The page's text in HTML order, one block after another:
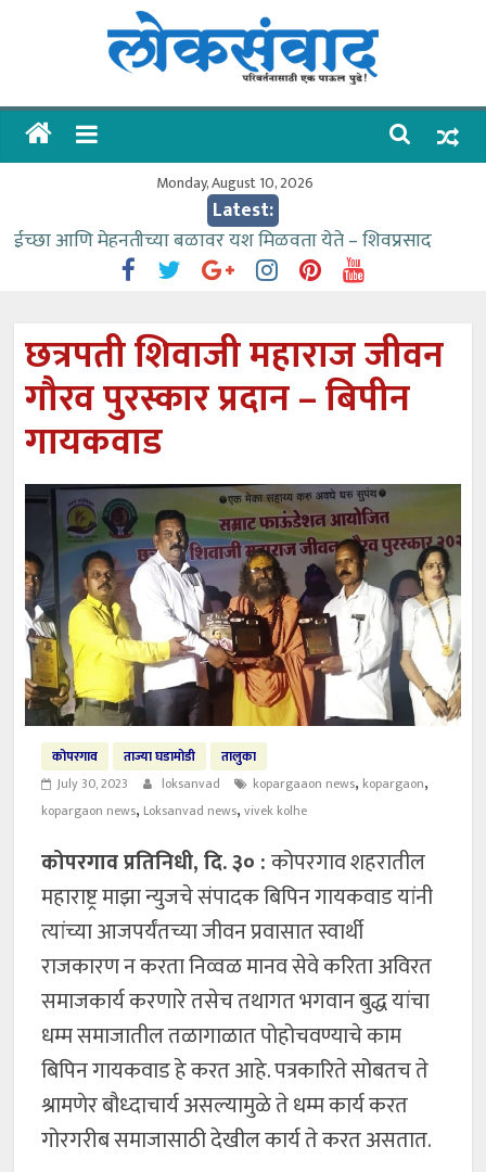
लोकसंवाद
ताज्या
Monday, August 10, 2026
Latest:
ईच्छा आणि मेहनतीच्या बळावर यश मिळवता येते – शिवप्रसाद
संजीवनीच्या विद्यार्थ्यांनी घेतली विमानतळ कार्यप्रणालीची माहिती
वाढीव निधी देण्यास पाणीपुरवठा मंत्री सकारात्मक – आ.आशुतोष
काळे
आत्मामालिक गुरूकूलाचे २२८ विद्यार्थी शिष्यवृत्तीस पात्र
छत्रपती शिवाजी महाराज जीवन
गौरव पुरस्कार प्रदान – बिपीन
गायकवाड
कोपरगाव ताज्या घडामोडी
तालुका
July 30, 2023
loksanvad kopargaaon news, kopargaon,
kopargaon news, Loksanvad news,vivek kolhe
कोपरगाव प्रतिनिधी, दि. ३० :कोपरगाव शहरातील
महाराष्ट्र माझा न्युजचे संपादक बिपिन गायकवाड यांनी
त्यांच्या आजपर्यंतच्या जीवन प्रवासात स्वार्थी
राजकारण न करता निव्वळ मानव सेवे करिता अविरत
समाजकार्य करणारे तसेच तथागत भगवान बुद्ध यांचा
धम्म समाजातील तळागाळात पोहोचवण्याचे काम
बिपिन गायकवाड हे करत आहे. पत्रकारिते सोबतच ते
श्रामणेर बौध्दाचार्य असल्यामुळे ते धम्म कार्य करत
गोरगरीब समाजासाठी देखील कार्य ते करत असतात.